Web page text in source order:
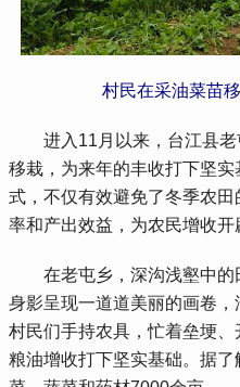
村民在采油菜苗
进入11月以来，台江县老
移栽，为来年的丰收打下坚实
式，不仅有效避免了冬季农
率和产出效益，为农民增收开
在老屯乡，深沟浅壑中的
身影呈现一道道美丽的画卷，
村民们手持农具，忙着垒埂
粮油增收打下坚实基础。据